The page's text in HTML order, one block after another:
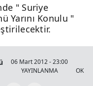
" Suriye
Yarını Konulu "
06 Mart 2012 - 23:00
YAYINLANMA